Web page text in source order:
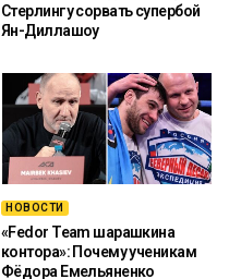
Стерлингу сорвать супербой
Ян-Диллашоу
НОВОСТИ
«Fedor Team шарашкина
контора»: Почему ученикам
Фёдора Емельяненко